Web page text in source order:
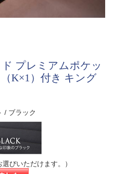
プレミアムポケッ
K×1）付き キング
/ ブラック
びいただけます。）